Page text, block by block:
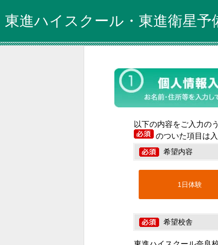
東進ハイスクール・東進衛星
以下の内容をご入力の
のついた項目は
希望内容
1日体験
希望校舎